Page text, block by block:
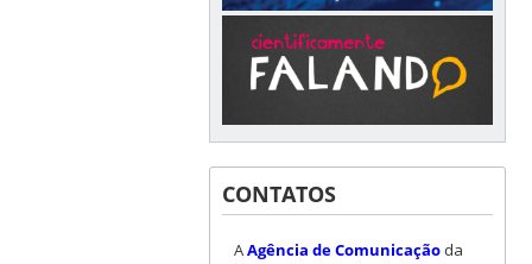
CONTATOS
AAgência de Comunicaçãoda